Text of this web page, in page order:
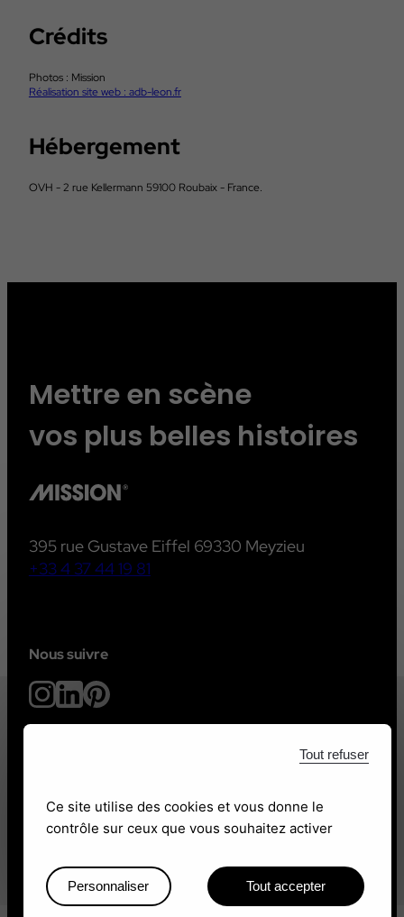
Crédits
Photos : Mission
Réalisation site web : adb-leon.fr
Hébergement
OVH - 2 rue Kellermann 59100 Roubaix - France.
Mettre en scène
vos plus belles histoires
395 rue Gustave Eiffel 69330 Meyzieu
+33 4 37 44 19 81
Nous suivre
Mentions légales
Site web adb léon
Ce site utilise des cookies et vous donne le
contrôle sur ceux que vous souhaitez activer
Tout accepter
Tout refuser
Personnaliser